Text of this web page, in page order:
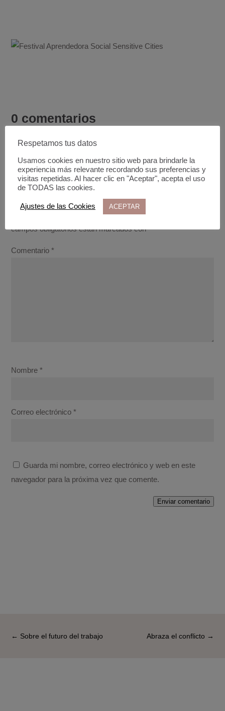
0 comentarios
Enviar un comentario
Tu dirección de correo electrónico no será publicada.
campos obligatorios están marcados con*
Comentario*
Nombre*
Correo electrónico*
Guarda mi nombre, correo electrónico y web en este
navegador para la próxima vez que comente.
Enviar comentario
← Sobre el futuro del trabajo Abraza el conflicto →
Respetamos tus datos
Usamos cookies en nuestro sitio web para brindarle la
experiencia más relevante recordando sus preferencias y
visitas repetidas. Al hacer clic en "Aceptar", acepta el uso
de TODAS las cookies.
Ajustes de las Cookies ACEPTAR